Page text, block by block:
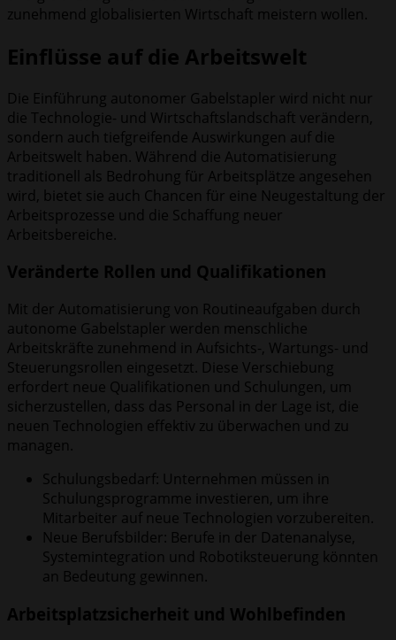
zunehmend globalisierten Wirtschaft meistern wollen.
Einflüsse auf die Arbeitswelt
Die Einführung autonomer Gabelstapler wird nicht nur
die Technologie- und Wirtschaftslandschaft verändern,
sondern auch tiefgreifende Auswirkungen auf die
Arbeitswelt haben. Während die Automatisierung
traditionell als Bedrohung für Arbeitsplätze angesehen
wird, bietet sie auch Chancen für eine Neugestaltung der
Arbeitsprozesse und die Schaffung neuer
Arbeitsbereiche.
Veränderte Rollen und Qualifikationen
Mit der Automatisierung von Routineaufgaben durch
autonome Gabelstapler werden menschliche
Arbeitskräfte zunehmend in Aufsichts-, Wartungs- und
Steuerungsrollen eingesetzt. Diese Verschiebung
erfordert neue Qualifikationen und Schulungen, um
sicherzustellen, dass das Personal in der Lage ist, die
neuen Technologien effektiv zu überwachen und zu
managen.
Schulungsbedarf: Unternehmen müssen in
Schulungsprogramme investieren, um ihre
Mitarbeiter auf neue Technologien vorzubereiten.
Neue Berufsbilder: Berufe in der Datenanalyse,
Systemintegration und Robotiksteuerung könnten
an Bedeutung gewinnen.
Arbeitsplatzsicherheit und Wohlbefinden